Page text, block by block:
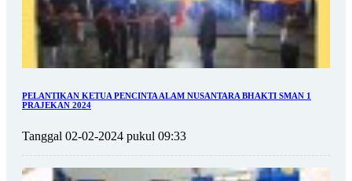
PELANTIKAN KETUA PENCINTA ALAM NUSANTARA BHAKTI SMAN 1
PRAJEKAN 2024
Tanggal 02-02-2024 pukul 09:33